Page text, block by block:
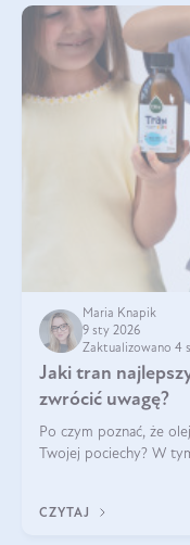
Maria Knapik
9 sty 2026
Zaktualizowano 4
Jaki tran
zwrócić uwagę?
Po czym poznać, że
Twojej pociechy? W
CZYTAJ